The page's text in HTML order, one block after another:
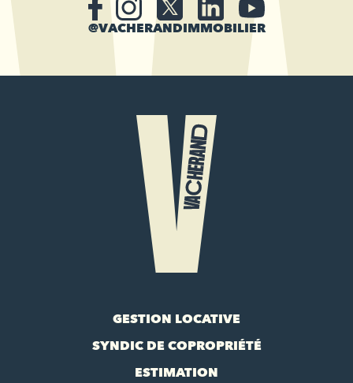
@VACHERANDIMMOBILIER
GESTION LOCATIVE
SYNDIC DE COPROPRIÉTÉ
ESTIMATION